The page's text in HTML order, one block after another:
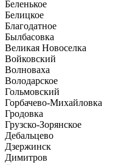
Беленькое
Белицкое
Благодатное
Былбасовка
Великая Новоселка
Войковский
Волноваха
Володарское
Гольмовский
Горбачево-Михайловка
Гродовка
Грузско-Зорянское
Дебальцево
Дзержинск
Димитров